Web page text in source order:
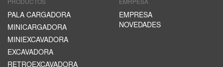
PALA CARGADORA
MINICARGADORA
MINIEXCAVADORA
EXCAVADORA
RETROEXCAVADORA
EMPRESA
NOVEDADES